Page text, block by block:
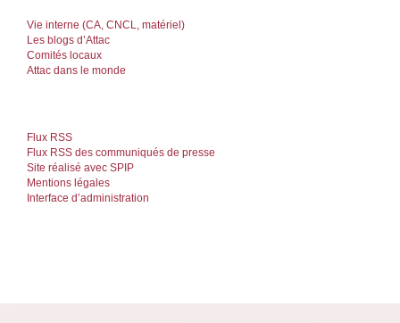
Vie interne (CA, CNCL, matériel)
Les blogs d’Attac
Comités locaux
Attac dans le monde
Flux RSS
Flux RSS des communiqués de presse
Site réalisé avec SPIP
Mentions légales
Interface d’administration